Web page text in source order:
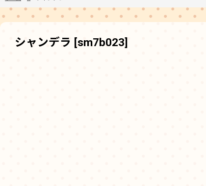
シャンデラ [sm7b023]